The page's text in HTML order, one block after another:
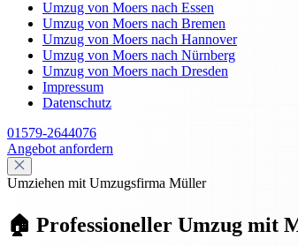
Umzug von Moers nach Essen
Umzug von Moers nach Bremen
Umzug von Moers nach Hannover
Umzug von Moers nach Nürnberg
Umzug von Moers nach Dresden
Impressum
Datenschutz
01579-2644076
Angebot anfordern
Umziehen mit Umzugsfirma Müller
🏠 Professioneller Umzug mit